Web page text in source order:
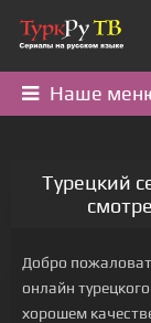
Наше
Турецкий
Добро
онлайн
хорошем